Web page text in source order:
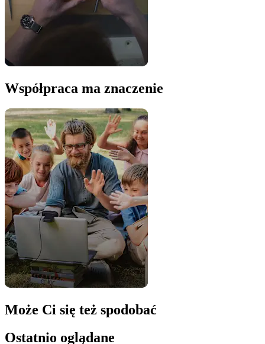
Współpraca ma znaczenie
Może Ci się też spodobać
Ostatnio oglądane